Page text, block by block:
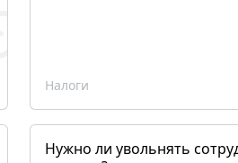
Налоги
Нужно ли увольнять